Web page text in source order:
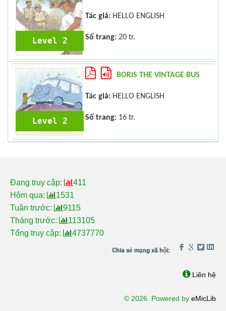
Level 2
Tác giả: HELLO ENGLISH
Số trang: 20 tr.
Level 2
BORIS THE VINTAGE BUS
Tác giả: HELLO ENGLISH
Số trang: 16 tr.
Đang truy cập:
411
Hôm qua:
1531
Tuần trước:
9115
Tháng trước:
113105
Tổng truy cập:
4737770
Liên hệ
© 2026. Powered by eMicLib